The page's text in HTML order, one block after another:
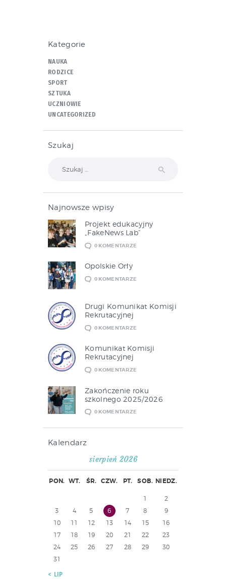
Kategorie
NAUKA
RODZICE
SPORT
SZTUKA
UCZNIOWIE
UNCATEGORIZED
Szukaj
Najnowsze wpisy
Projekt edukacyjny
„FakeNews Lab”
0 KOMENTARZE
Opolskie Orły
0 KOMENTARZE
Drugi Komunikat Komisji
Rekrutacyjnej
0 KOMENTARZE
Komunikat Komisji
Rekrutacyjnej
0 KOMENTARZE
Zakończenie roku
szkolnego 2025/2026
0 KOMENTARZE
Kalendarz
sierpień 2026
PON. WT. ŚR. CZW. PT. SOB. NIEDZ.
1
2
3
4 5 6 7 8
9
10
11 12 13 14 15
16
17
18 19 20 21 22
23
24
25 26 27 28 29
30
31
« LIP